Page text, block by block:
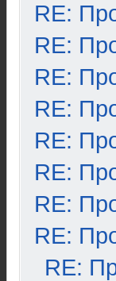
RE:
RE:
RE:
RE:
RE:
RE:
RE:
RE:
RE: